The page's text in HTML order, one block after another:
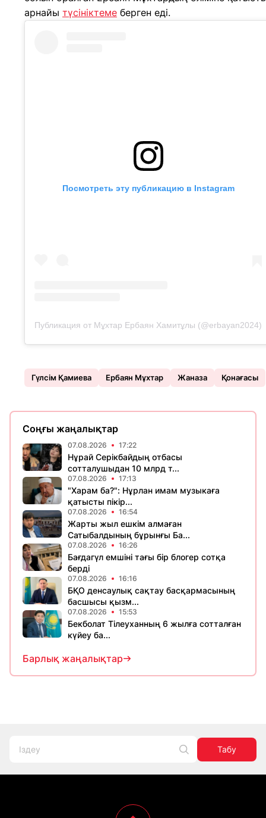
арнайы түсініктеме берген еді.
Посмотреть эту публикацию в Instagram
Публикация от Мұхтар Ербаян Хамитұлы (@erbayan2024)
Гүлсім Қамиева Ербаян Мұхтар Жаназа Қонағасы
Соңғы жаңалықтар
07.08.2026 17:22
Нұрай Серікбайдың отбасы
сотталушыдан 10 млрд т...
07.08.2026 17:13
"Харам ба?": Нұрлан имам музыкаға
қатысты пікір...
07.08.2026 16:54
Жарты жыл ешкім алмаған
Сатыбалдының бұрынғы Ба...
07.08.2026 16:26
Бағдагүл емшіні тағы бір блогер сотқа
берді
07.08.2026 16:16
БҚО денсаулық сақтау басқармасының
басшысы қызм...
07.08.2026 15:53
Бекболат Тілеуханның 6 жылға сотталған
күйеу ба...
Барлық жаңалықтар
Табу